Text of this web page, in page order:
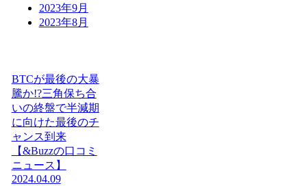
2023年9月
2023年8月
BTCが最後の大暴
騰か!?三角保ち合
いの終盤で半減期
に向けた最後のチ
ャンス到来
【&Buzzの口コミ
ニュース】
2024.04.09